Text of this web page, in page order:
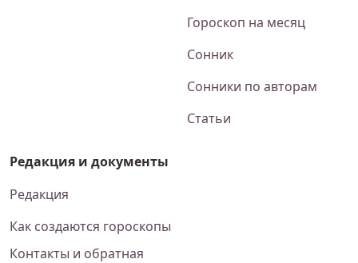
Гороскоп на месяц
Сонник
Сонники по авторам
Статьи
Редакция и документы
Редакция
Как создаются гороскопы
Контакты и обратная